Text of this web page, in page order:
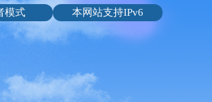
本网站支持IPv6
模式